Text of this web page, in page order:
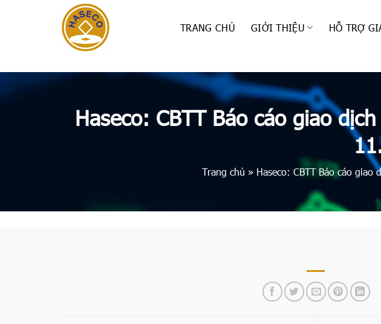
TRANG CHỦ GIỚI THIỆU HỖ TRỢ
Haseco: CBTT Báo cáo giao
Trang chủ » Haseco: CBTT Báo cáo